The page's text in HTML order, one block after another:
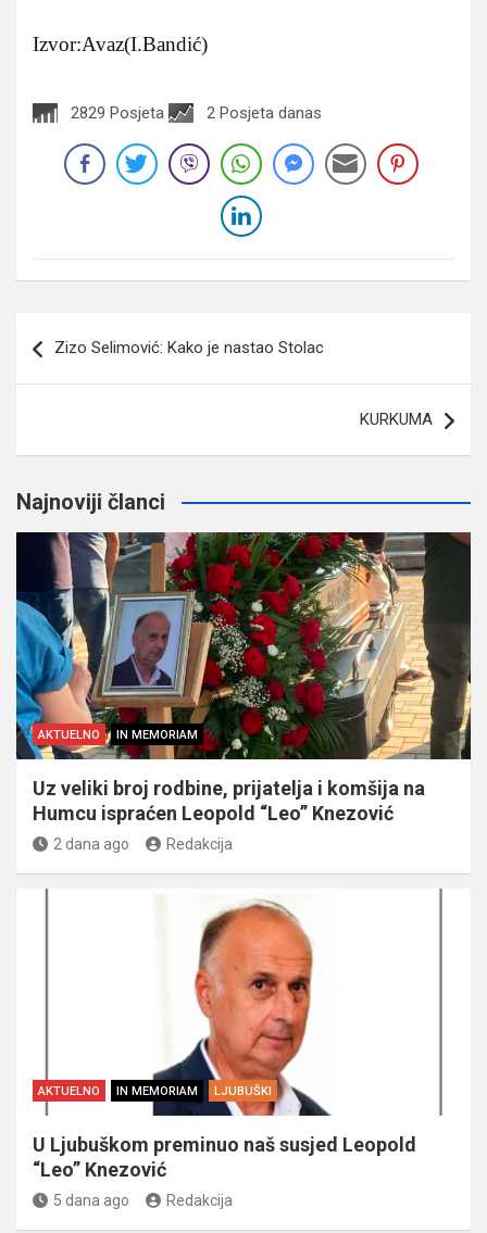
Izvor:Avaz(I.Bandić)
2829 Posjeta 2 Posjeta danas
članaka
Zizo Selimović: Kako je nastao Stolac
KURKUMA
Najnoviji članci
AKTUELNO IN MEMORIAM
Uz veliki broj rodbine, prijatelja i komšija na
Humcu ispraćen Leopold “Leo” Knezović
2 dana ago Redakcija
AKTUELNO IN MEMORIAM LJUBUŠKI
U Ljubuškom preminuo naš susjed Leopold
“Leo” Knezović
5 dana ago Redakcija